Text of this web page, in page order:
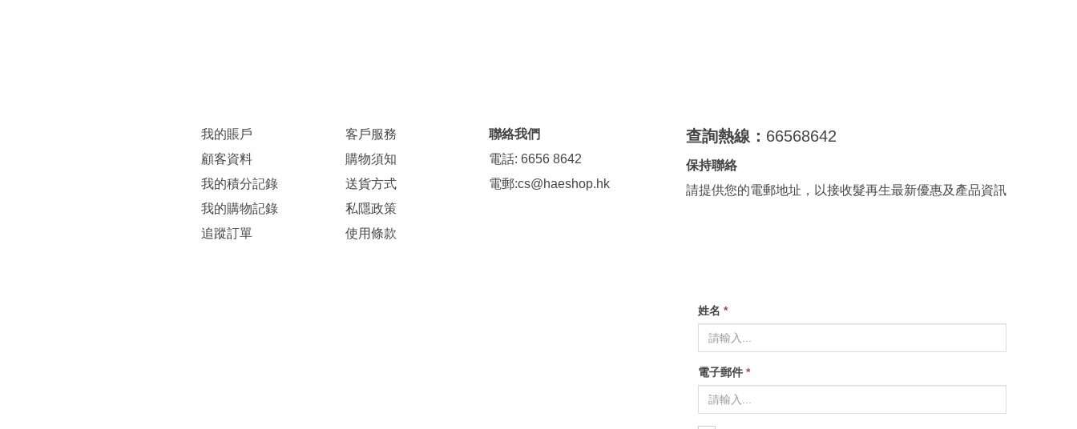
我的賬戶
顧客資料
我的積分記錄
我的購物記錄
追蹤訂單
客戶服務
購物須知
送貨方式
私隱政策
使用條款
聯絡我們
電話: 6656 8642
電郵:cs@haeshop.hk
查詢熱線： 66568642
保持聯絡
請提供您的電郵地址，以接收髮再生最新優惠及產品資訊
姓名*
電子郵件*